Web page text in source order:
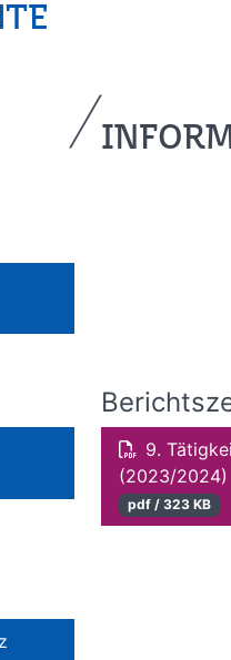
9.
(2023/2024)
pdf / 323 KB